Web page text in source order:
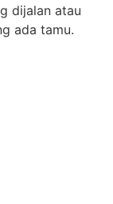
dijalan atau
ada tamu.